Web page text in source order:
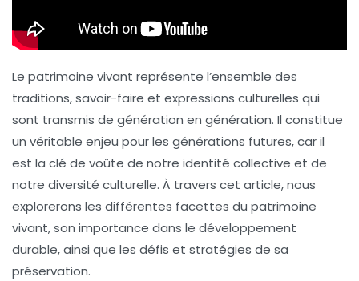
Le patrimoine vivant représente l’ensemble des
traditions, savoir-faire et expressions culturelles qui
sont transmis de génération en génération. Il constitue
un véritable enjeu pour les générations futures, car il
est la clé de voûte de notre identité collective et de
notre diversité culturelle. À travers cet article, nous
explorerons les différentes facettes du patrimoine
vivant, son importance dans le développement
durable, ainsi que les défis et stratégies de sa
préservation.